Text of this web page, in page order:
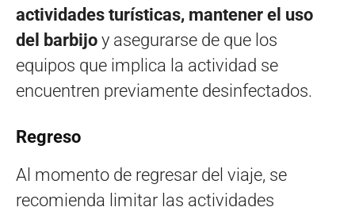
actividades turísticas, mantener el uso
del barbijo y asegurarse de que los
equipos que implica la actividad se
encuentren previamente desinfectados.
Regreso
Al momento de regresar del viaje, se
recomienda limitar las actividades